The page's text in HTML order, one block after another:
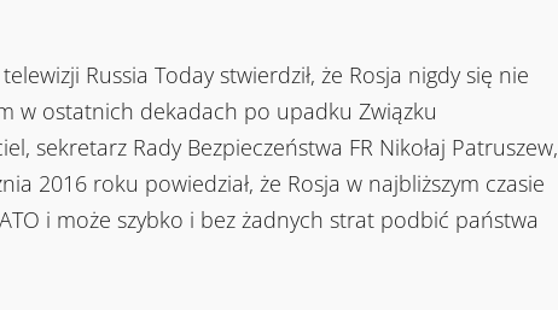
Russia Today stwierdził, że Rosja nigdy się nie
w ostatnich dekadach po upadku Związku
sekretarz Rady Bezpieczeństwa FR Nikołaj Patruszew,
2016 roku powiedział, że Rosja w najbliższym czasie
i może szybko i bez żadnych strat podbić państwa